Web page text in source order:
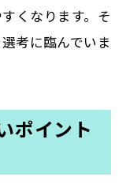
くなります。そ
考に臨んでいま
ポイント